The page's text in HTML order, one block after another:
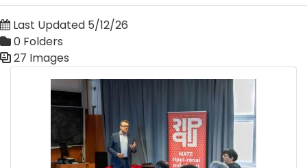
Last Updated 5/12/26
0 Folders
27 Images